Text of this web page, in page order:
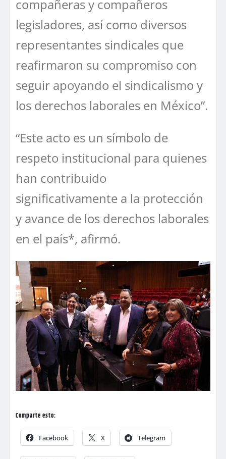
compañeras y compañeros
legisladores, así como diversos
representantes sindicales que
reafirmaron su compromiso con
seguir apoyando el sindicalismo y
los derechos laborales en México”.
“Este acto es un símbolo de
respeto institucional para quienes
han contribuido
significativamente a la protección
y avance de los derechos laborales
en el país*, afirmó.
Comparte esto:
Facebook X Telegram